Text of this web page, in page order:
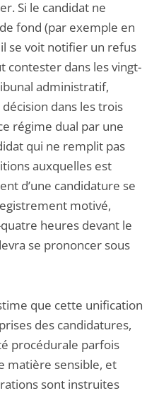
Si le candidat ne
fond (par exemple en
se voit notifier un refus
contester dans les vingt-
administratif,
dans les trois
régime dual par une
qui ne remplit pas
auxquelles est
d’une candidature se
motivé,
heures devant le
se prononcer sous
que cette unification
des candidatures,
procédurale parfois
matière sensible, et
sont instruites